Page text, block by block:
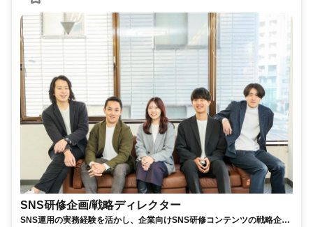
SNS研修企画/戦略ディレクター
SNS運用の実務経験を活かし、企業向けSNS研修コンテンツの戦略企